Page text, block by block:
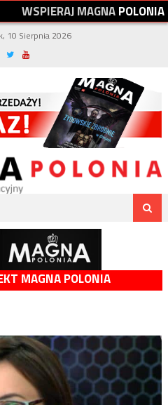
WSPIERAJMAGNAPOLONIA
10 Sierpnia 2026
MAGNA POLONIA